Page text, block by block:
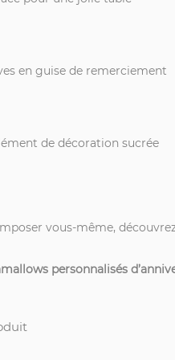
en guise de remerciement
de décoration sucrée
vous-même,
personnalisés